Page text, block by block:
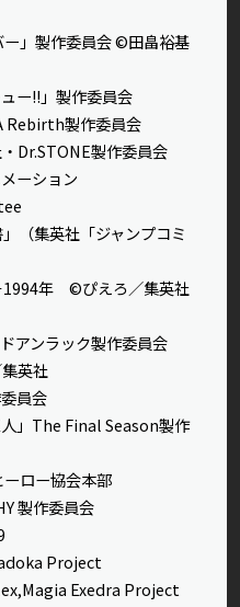
」製作委員会 ©田畠裕基
ー!!」製作委員会
Rebirth製作委員会
Dr.STONE製作委員会
ーション
（集英社「ジャンプコミ
年 ©ぴえろ／集英社
アンラック製作委員会
英社
員会
」The Final Season製作
ロー協会本部
製作委員会
Project
Exedra Project